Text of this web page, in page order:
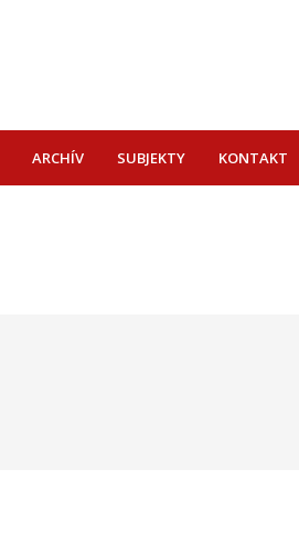
ARCHÍV SUBJEKTY KONTAKT